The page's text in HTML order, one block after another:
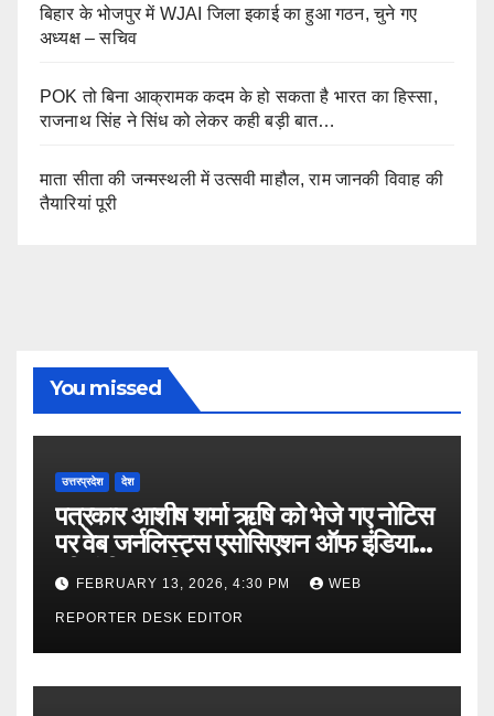
बिहार के भोजपुर में WJAI जिला इकाई का हुआ गठन, चुने गए
अध्यक्ष – सचिव
POK तो बिना आक्रामक कदम के हो सकता है भारत का हिस्सा,
राजनाथ सिंह ने सिंध को लेकर कही बड़ी बात…
माता सीता की जन्मस्थली में उत्सवी माहौल, राम जानकी विवाह की
तैयारियां पूरी
You missed
उत्तरप्रदेश देश
पत्रकार आशीष शर्मा ऋषि को भेजे गए नोटिस
पर वेब जर्नलिस्ट्स एसोसिएशन ऑफ इंडिया
की गंभीर आपत्ति
FEBRUARY 13, 2026, 4:30 PM WEB
REPORTER DESK EDITOR